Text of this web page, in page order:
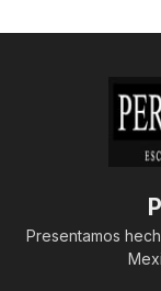
Presentamos